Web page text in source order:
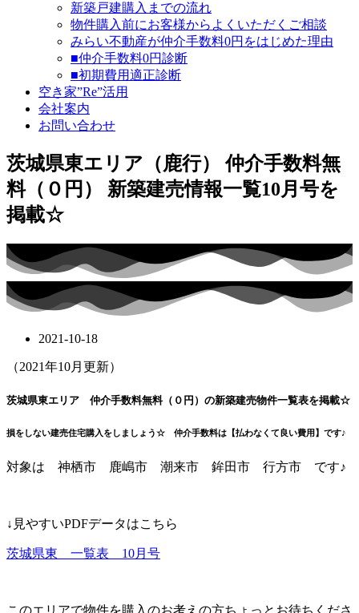
新築戸建購入までの流れ
物件購入前にお客様からよくいただくご相談
みらい不動産が仲介手数料0円をはじめた理由
■仲介手数料0円診断
■初期費用適正診断
空き家”Re”活用
会社案内
お問い合わせ
茨城県東エリア（鹿行） 仲介手数料無
料（０円） 新築建売情報一覧10月号を
掲載☆
2021-10-18
（2021年10月更新）
茨城県東エリア 仲介手数料無料（０円）の新築建売物件一覧表を掲載☆
損をしない建売住宅購入をしましょう☆ 仲介手数料は【払わなくて良い費用】です♪
対象は 神栖市 鹿嶋市 潮来市 鉾田市 行方市 です♪
↓見やすいPDFデータはこちら
茨城県東 一覧表 10月号